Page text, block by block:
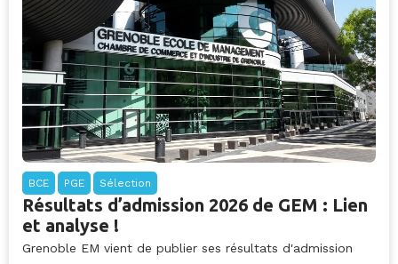
BCE PGE Sélection
Résultats d’admission 2026 de GEM : Lien
et analyse !
Grenoble EM vient de publier ses résultats d'admission